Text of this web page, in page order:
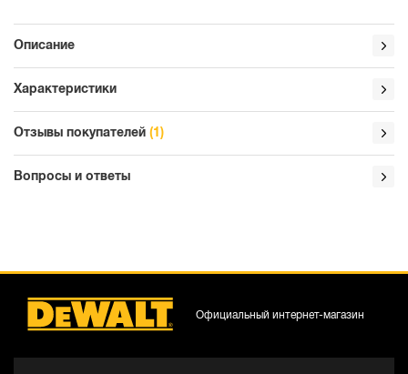
Описание
Характеристики
Отзывы покупателей (1)
Вопросы и ответы
Официальный интернет-магазин